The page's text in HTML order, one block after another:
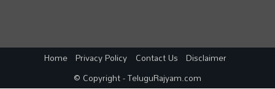
Home Privacy Policy Contact Us Disclaimer
© Copyright - TeluguRajyam.com